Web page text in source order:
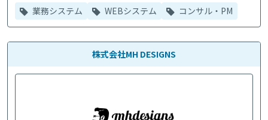
業務システム WEBシステム コンサル・PM
株式会社MH DESIGNS